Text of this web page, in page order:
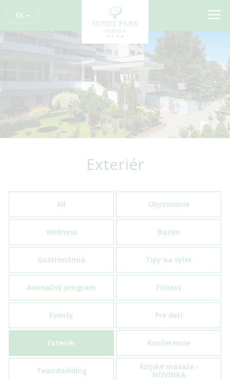
SK
Exteriér
All Ubytovanie
Wellness Bazén
Gastronómia Tipy na výlet
Animačný program Fitness
Eventy Pre deti
Exteriér Konferencie
Teambuilding
Ázijské masáže -
NOVINKA